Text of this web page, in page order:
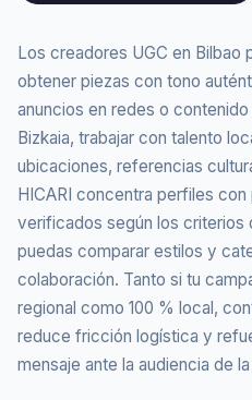
Los creadores UGC en Bilbao
obtener piezas con tono
anuncios en redes o
Bizkaia, trabajar con talento
ubicaciones, referencias
HICARI concentra perfiles
verificados según los criterios
puedas comparar estilos y
colaboración. Tanto si tu
regional como 100 % local,
reduce fricción logística y
mensaje ante la audiencia de